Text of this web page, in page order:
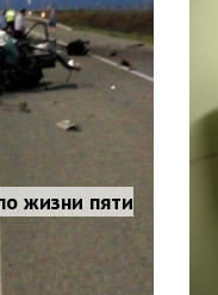
жизни пяти